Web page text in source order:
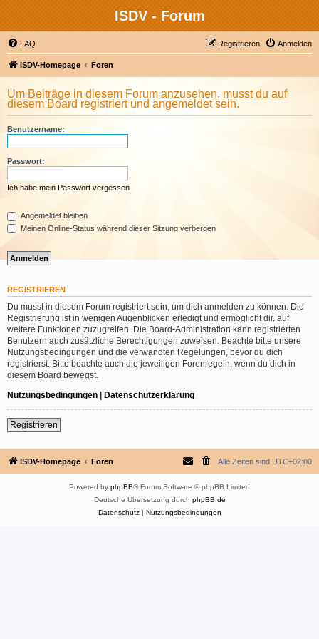
ISDV - Forum
FAQ Anmelden
Registrieren
ISDV-Homepage Foren
Um Beiträge in diesem Forum anzusehen, musst du auf
diesem Board registriert und angemeldet sein.
Benutzername:
Passwort:
Ich habe mein Passwort vergessen
Angemeldet bleiben
Meinen Online-Status während dieser Sitzung verbergen
REGISTRIEREN
Du musst in diesem Forum registriert sein, um dich anmelden zu können. Die
Registrierung ist in wenigen Augenblicken erledigt und ermöglicht dir, auf
weitere Funktionen zuzugreifen. Die Board-Administration kann registrierten
Benutzern auch zusätzliche Berechtigungen zuweisen. Beachte bitte unsere
Nutzungsbedingungen und die verwandten Regelungen, bevor du dich
registrierst. Bitte beachte auch die jeweiligen Forenregeln, wenn du dich in
diesem Board bewegst.
Nutzungsbedingungen | Datenschutzerklärung
Registrieren
ISDV-Homepage Foren Alle Zeiten sind UTC+02:00
Powered by phpBB® Forum Software © phpBB Limited
Deutsche Übersetzung durch phpBB.de
Datenschutz| Nutzungsbedingungen